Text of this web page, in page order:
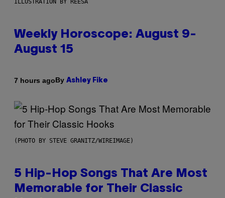
ILLUSTRATION BY REESA
Weekly Horoscope: August 9-
August 15
7 hours agoBy Ashley Fike
(PHOTO BY STEVE GRANITZ/WIREIMAGE)
5 Hip-Hop Songs That Are Most
Memorable for Their Classic